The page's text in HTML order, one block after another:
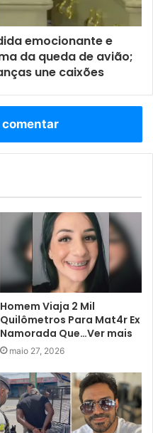
emocionante e
da queda de avião;
une caixões
Homem Viaja 2 Mil
Quilômetros Para Mat4r Ex
Namorada Que…Ver mais
maio 27, 2026